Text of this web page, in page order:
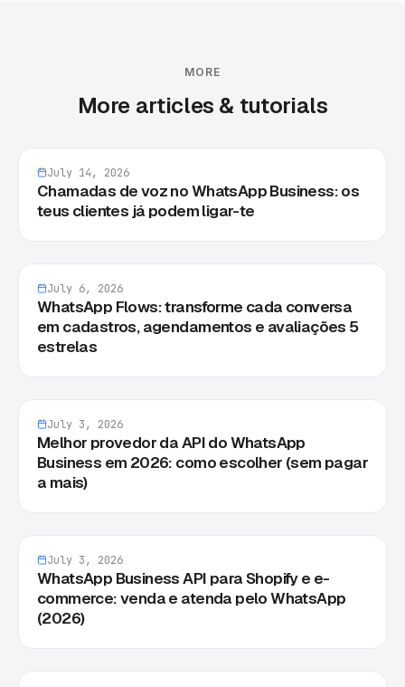
MORE
More articles & tutorials
July 14, 2026
Chamadas de voz no WhatsApp Business: os
teus clientes já podem ligar-te
July 6, 2026
WhatsApp Flows: transforme cada conversa
em cadastros, agendamentos e avaliações 5
estrelas
July 3, 2026
Melhor provedor da API do WhatsApp
Business em 2026: como escolher (sem pagar
a mais)
July 3, 2026
WhatsApp Business API para Shopify e e-
commerce: venda e atenda pelo WhatsApp
(2026)